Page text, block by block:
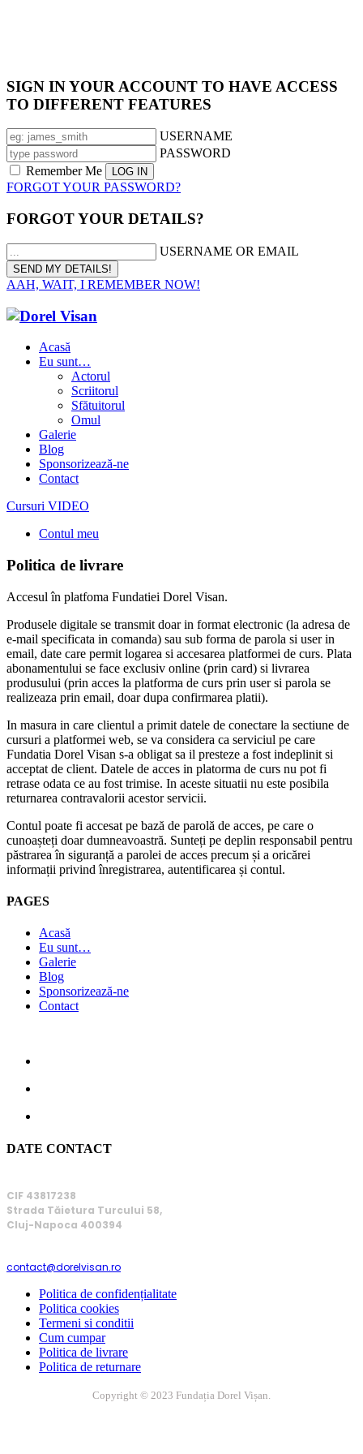
SIGN IN YOUR ACCOUNT TO HAVE ACCESS
TO DIFFERENT FEATURES
USERNAME
PASSWORD
Remember Me
FORGOT YOUR PASSWORD?
FORGOT YOUR DETAILS?
USERNAME OR EMAIL
AAH, WAIT, I REMEMBER NOW!
Acasă
Eu sunt…
Actorul
Scriitorul
Sfătuitorul
Omul
Galerie
Blog
Sponsorizează-ne
Contact
Cursuri VIDEO
Contul meu
Politica de livrare
Accesul în platfoma Fundatiei Dorel Visan.
Produsele digitale se transmit doar in format electronic (la adresa de
e-mail specificata in comanda) sau sub forma de parola si user in
email, date care permit logarea si accesarea platformei de curs. Plata
abonamentului se face exclusiv online (prin card) si livrarea
produsului (prin acces la platforma de curs prin user si parola se
realizeaza prin email, doar dupa confirmarea platii).
In masura in care clientul a primit datele de conectare la sectiune de
cursuri a platformei web, se va considera ca serviciul pe care
Fundatia Dorel Visan s-a obligat sa il presteze a fost indeplinit si
acceptat de client. Datele de acces in platorma de curs nu pot fi
retrase odata ce au fost trimise. In aceste situatii nu este posibila
returnarea contravalorii acestor servicii.
Contul poate fi accesat pe bază de parolă de acces, pe care o
cunoașteți doar dumneavoastră. Sunteți pe deplin responsabil pentru
păstrarea în siguranță a parolei de acces precum și a oricărei
informații privind înregistrarea, autentificarea și contul.
PAGES
Acasă
Eu sunt…
Galerie
Blog
Sponsorizează-ne
Contact
DATE CONTACT
CIF 43817238
Strada Tăietura Turcului 58,
Cluj-Napoca 400394
contact@dorelvisan.ro
Politica de confidențialitate
Politica cookies
Termeni si conditii
Cum cumpar
Politica de livrare
Politica de returnare
Copyright © 2023 Fundația Dorel Vișan.